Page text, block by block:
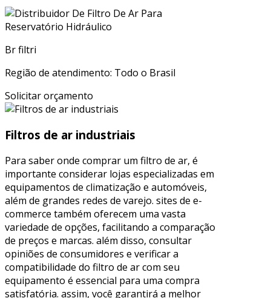
Br filtri
Região de atendimento: Todo o Brasil
Solicitar orçamento
Filtros de ar industriais
Para saber onde comprar um filtro de ar, é
importante considerar lojas especializadas em
equipamentos de climatização e automóveis,
além de grandes redes de varejo. sites de e-
commerce também oferecem uma vasta
variedade de opções, facilitando a comparação
de preços e marcas. além disso, consultar
opiniões de consumidores e verificar a
compatibilidade do filtro de ar com seu
equipamento é essencial para uma compra
satisfatória. assim, você garantirá a melhor